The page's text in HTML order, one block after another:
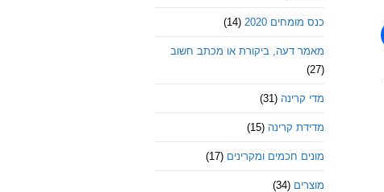
כנס מומחים 2020 (14)
מאמר דעה, ביקורת או מכתב חשוב
(27)
מדי קרינה (31)
מדידת קרינה (15)
מונים חכמים ומקרינים (17)
מוצרים (34)